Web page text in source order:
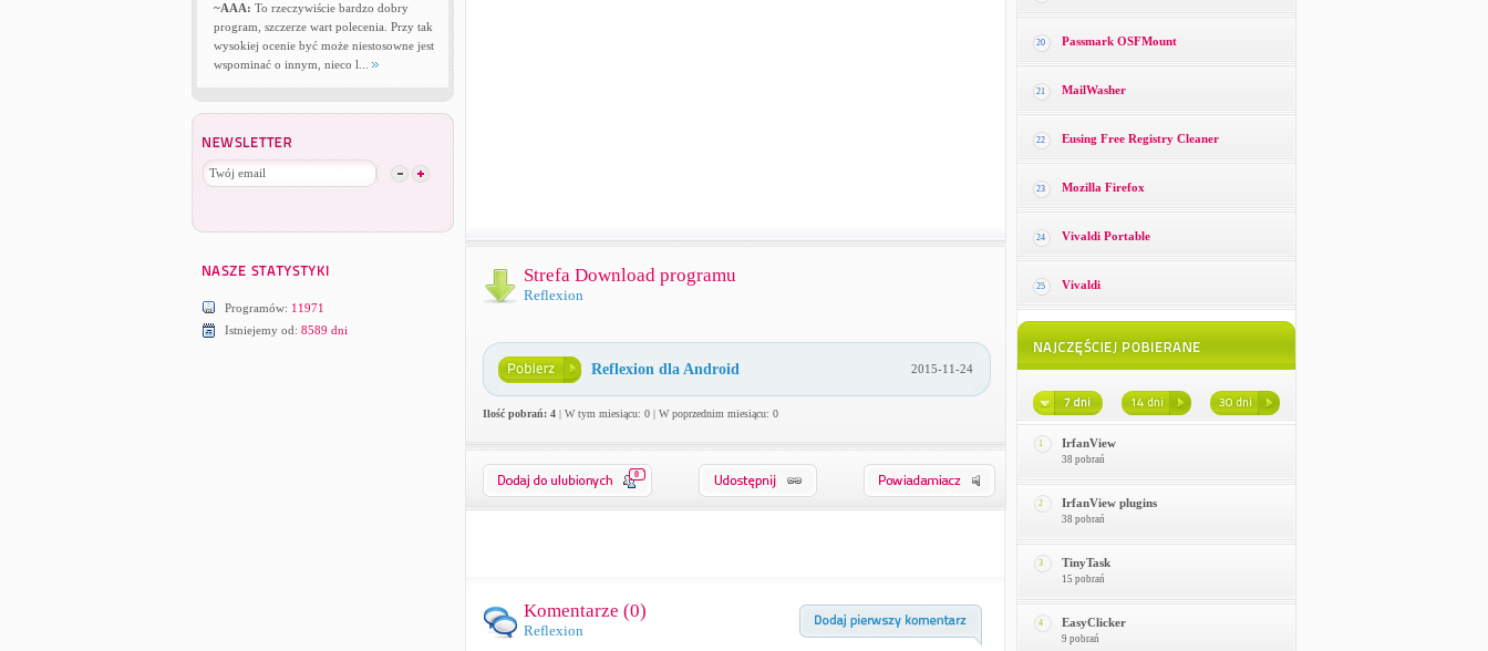
~AAA: To rzeczywiście bardzo dobry
program, szczerze wart polecenia. Przy tak
wysokiej ocenie być może niestosowne jest
wspominać o innym, nieco l...
Programów: 11971
Istniejemy od: 8589 dni
Strefa Download programu
Reflexion
Reflexion dla Android 2015-11-24
Ilość pobrań: 4| W tym miesiącu: 0 | W poprzednim miesiącu: 0
0
Komentarze (0)
Reflexion
20 Passmark OSFMount
21 MailWasher
22 Eusing Free Registry Cleaner
23 Mozilla Firefox
24 Vivaldi Portable
25 Vivaldi
1 IrfanView
38 pobrań
2 IrfanView plugins
38 pobrań
3 TinyTask
15 pobrań
4 EasyClicker
9 pobrań